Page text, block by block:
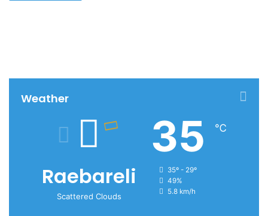
Weather
Raebareli
Scattered Clouds
35 ℃
35º - 29º
49%
5.8 km/h